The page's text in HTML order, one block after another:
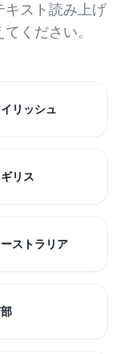
キスト読み上げ
ください。
リッシュ
リス
ストラリア